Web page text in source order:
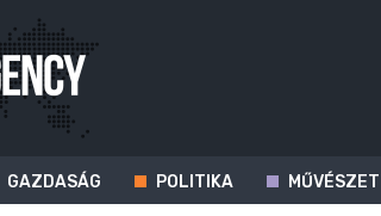
GAZDASÁG POLITIKA MŰVÉSZET